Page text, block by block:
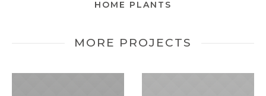
HOME PLANTS
MORE PROJECTS